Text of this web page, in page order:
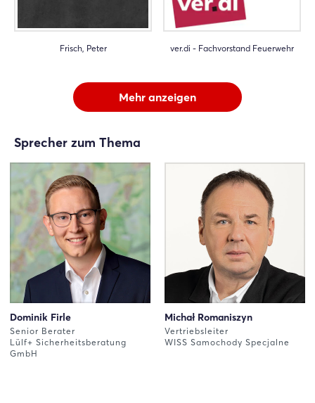
Frisch, Peter ver.di - Fachvorstand Feuerwehr
Mehr anzeigen
Sprecher zum Thema
Dominik Firle
Senior Berater
Lülf+ Sicherheitsberatung
GmbH
Michał Romaniszyn
Vertriebsleiter
WISS Samochody Specjalne